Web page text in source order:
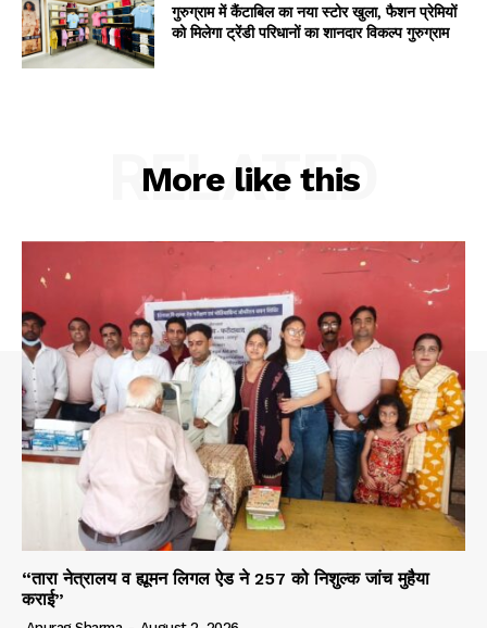
गुरुग्राम में कैंटाबिल का नया स्टोर खुला, फैशन प्रेमियों
को मिलेगा ट्रेंडी परिधानों का शानदार विकल्प गुरुग्राम
More like this
RELATED
“तारा नेत्रालय व ह्यूमन लिगल ऐड ने 257 को निशुल्क जांच मुहैया
कराई”